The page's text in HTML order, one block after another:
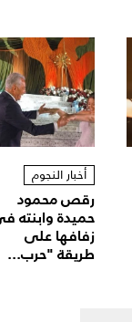
أخبار النجوم
رقص محمود
حميدة وابنته
زفافها على
طريقة "حرب...